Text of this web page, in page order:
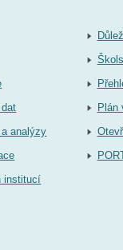
analýzy
institucí
Plán